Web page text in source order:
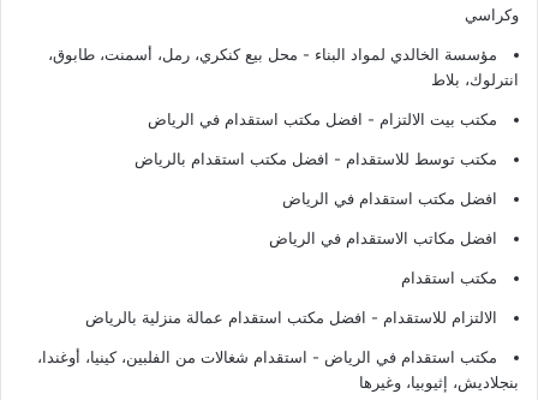
وكراسي
مؤسسة الخالدي لمواد البناء - محل بيع كنكري، رمل، أسمنت، طابوق،
انترلوك، بلاط
مكتب بيت الالتزام - افضل مكتب استقدام في الرياض
مكتب توسط للاستقدام - افضل مكتب استقدام بالرياض
افضل مكتب استقدام في الرياض
افضل مكاتب الاستقدام في الرياض
مكتب استقدام
الالتزام للاستقدام - افضل مكتب استقدام عمالة منزلية بالرياض
مكتب استقدام في الرياض - استقدام شغالات من الفلبين، كينيا، أوغندا،
بنجلاديش، إثيوبيا، وغيرها